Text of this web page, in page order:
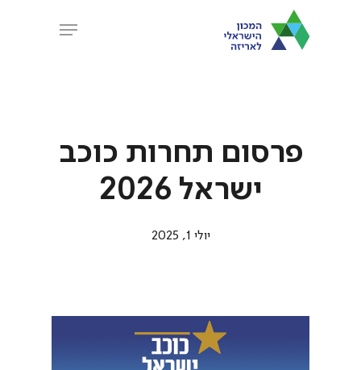
Menu
פרסום תחרות כוכב
ישראל 2026
יולי 1, 2025
Close